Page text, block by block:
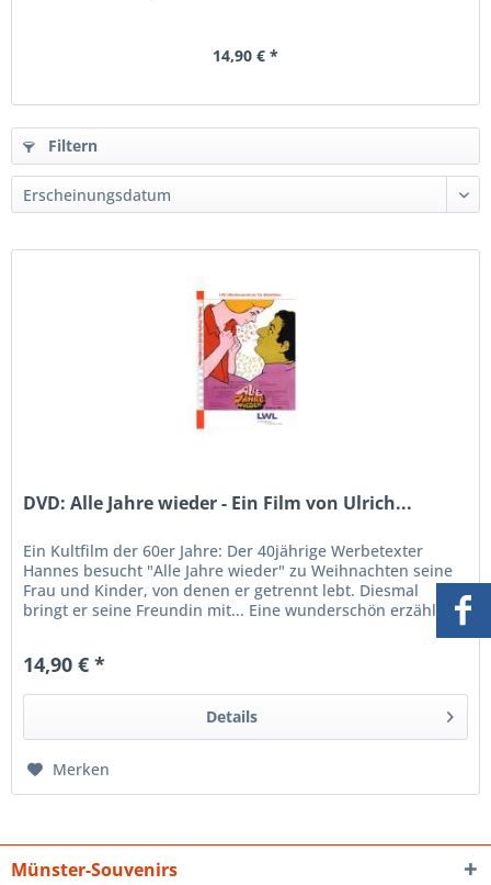
14,90 € *
Filtern
DVD: Alle Jahre wieder - Ein Film von Ulrich...
Ein Kultfilm der 60er Jahre: Der 40jährige Werbetexter
Hannes besucht "Alle Jahre wieder" zu Weihnachten seine
Frau und Kinder, von denen er getrennt lebt. Diesmal
bringt er seine Freundin mit... Eine wunderschön erzählte
14,90 € *
Details
Merken
Münster-Souvenirs